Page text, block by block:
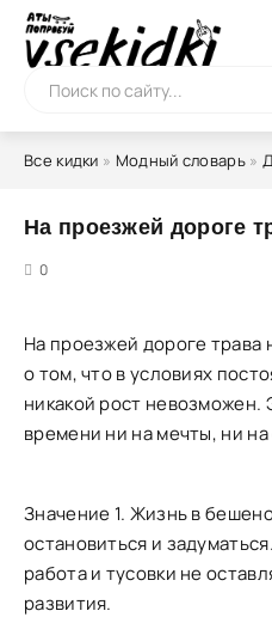
Все кидки » Модный словарь»
На проезжей дороге
0
На проезжей дороге
о том, что в условиях
никакой рост невозможен.
времени ни на мечты, ни
Значение 1. Жизнь в
остановиться и
работа и тусовки не
развития.